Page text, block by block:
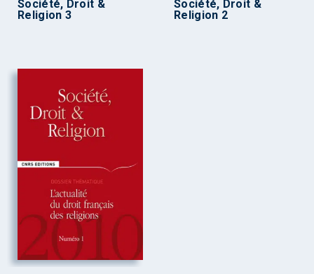
Société, Droit &
Religion 3
Société, Droit &
Religion 2